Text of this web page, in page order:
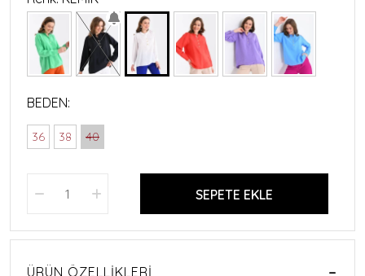
BEDEN:
36 38 40
SEPETE EKLE
ÜRÜN ÖZELLIKLERI